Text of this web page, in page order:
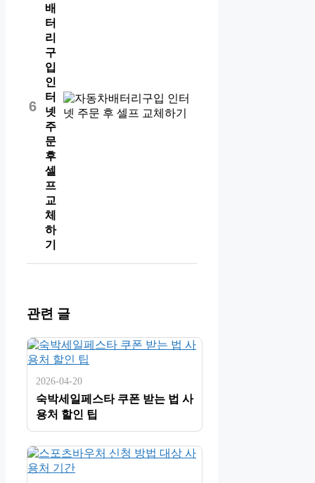
6
배
터
리
구
입
인
터
넷
주
문
후
셀
프
교
체
하
기
관련 글
2026-04-20
숙박세일페스타 쿠폰 받는 법 사
용처 할인 팁